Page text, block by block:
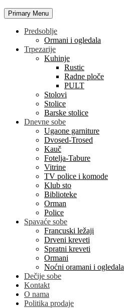
Primary Menu
Predsoblje
Ormani i ogledala
Trpezarije
Kuhinje
Rustic
Radne ploče
PULT
Stolovi
Stolice
Barske stolice
Dnevne sobe
Ugaone garniture
Dvosed-Trosed
Kauč
Fotelja-Tabure
Vitrine
TV police i komode
Klub sto
Biblioteke
Orman
Police
Spavaće sobe
Francuski ležaji
Drveni kreveti
Spratni kreveti
Ormani
Noćni oramani i ogledala
Dečije sobe
Kontakt
O nama
Politika prodaje